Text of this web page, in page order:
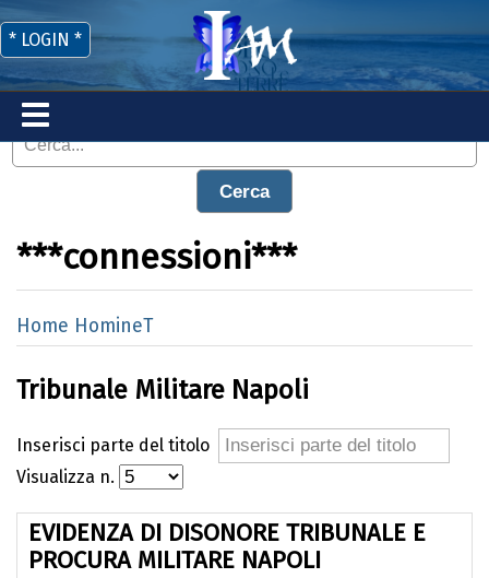
Cerca
* LOGIN *
***connessioni***
Home HomineT
Tribunale Militare Napoli
Inserisci parte del titolo
Visualizza n.
EVIDENZA DI DISONORE TRIBUNALE E
PROCURA MILITARE NAPOLI